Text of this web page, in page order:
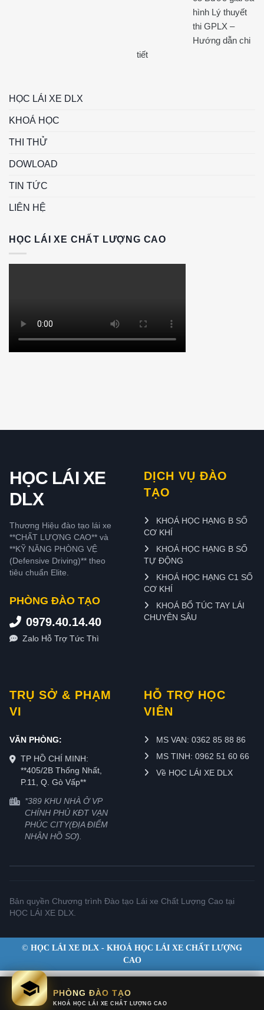
hình Lý thuyết
thi GPLX –
Hướng dẫn chi
tiết
HỌC LÁI XE DLX
KHOÁ HỌC
THI THỬ
DOWLOAD
TIN TỨC
LIÊN HỆ
HỌC LÁI XE CHẤT LƯỢNG CAO
HỌC LÁI XE
DLX
Thương Hiệu đào tạo lái xe
**CHẤT LƯỢNG CAO** và
**KỸ NĂNG PHÒNG VỆ
(Defensive Driving)** theo
tiêu chuẩn Elite.
PHÒNG ĐÀO TẠO
0979.40.14.40
Zalo Hỗ Trợ Tức Thì
DỊCH VỤ ĐÀO
TẠO
KHOÁ HỌC HẠNG B SỐ
CƠ KHÍ
KHOÁ HỌC HẠNG B SỐ
TỰ ĐỘNG
KHOÁ HỌC HẠNG C1 SỐ
CƠ KHÍ
KHOÁ BỔ TÚC TAY LÁI
CHUYÊN SÂU
TRỤ SỞ & PHẠM
VI
VĂN PHÒNG:
TP HỒ CHÍ MINH:
**405/2B Thống Nhất,
P.11, Q. Gò Vấp**
*389 KHU NHÀ Ở VP
CHÍNH PHỦ KĐT VẠN
PHÚC CITY(ĐỊA ĐIỂM
NHẬN HỒ SƠ).
HỖ TRỢ HỌC
VIÊN
MS VAN: 0362 85 88 86
MS TINH: 0962 51 60 66
Về HỌC LÁI XE DLX
Bản quyền Chương trình Đào tạo Lái xe Chất Lượng Cao tại
HỌC LÁI XE DLX.
© HỌC LÁI XE DLX - KHOÁ HỌC LÁI XE CHẤT LƯỢNG
CAO
PHÒNG ĐÀO TẠO
KHOÁ HỌC LÁI XE CHẤT LƯỢNG CAO